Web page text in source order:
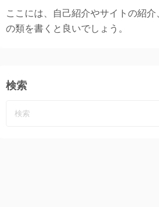
ここには、自己紹介やサイトの紹介
の類を書くと良いでしょう。
検索